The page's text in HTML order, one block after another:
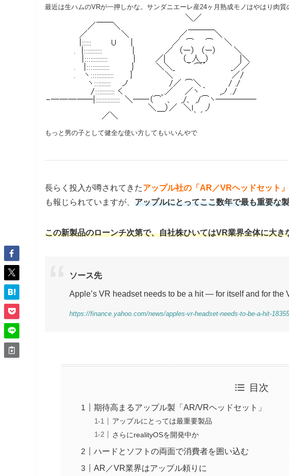
最近は生ハムのVRが一押しかな。サンダニエーレ産24ヶ月熟成モノはやはり肉
もっと男の子として健全な使い方してもいいんやで
長らく投入が噂されてきたアップル社の「AR／VRヘッドセット」
も報じられていますが、 アップルにとってここ数年で最も重要な
この新製品のローンチ次第で、自社株ひいてはVR業界全体に大き
ソース先
Apple’s VR headset needs to be a hit — for itself and for the
https://finance.yahoo.com/news/apples-vr-headset-needs-to-be-a-hit-
目次
期待高まるアップル製「AR/VRヘッドセット」
アップルにとっては最重要製品
さらにrealityOSを開発中か
ハードとソフトの両面で消費者を囲い込む
AR／VR業界はアップル頼りに